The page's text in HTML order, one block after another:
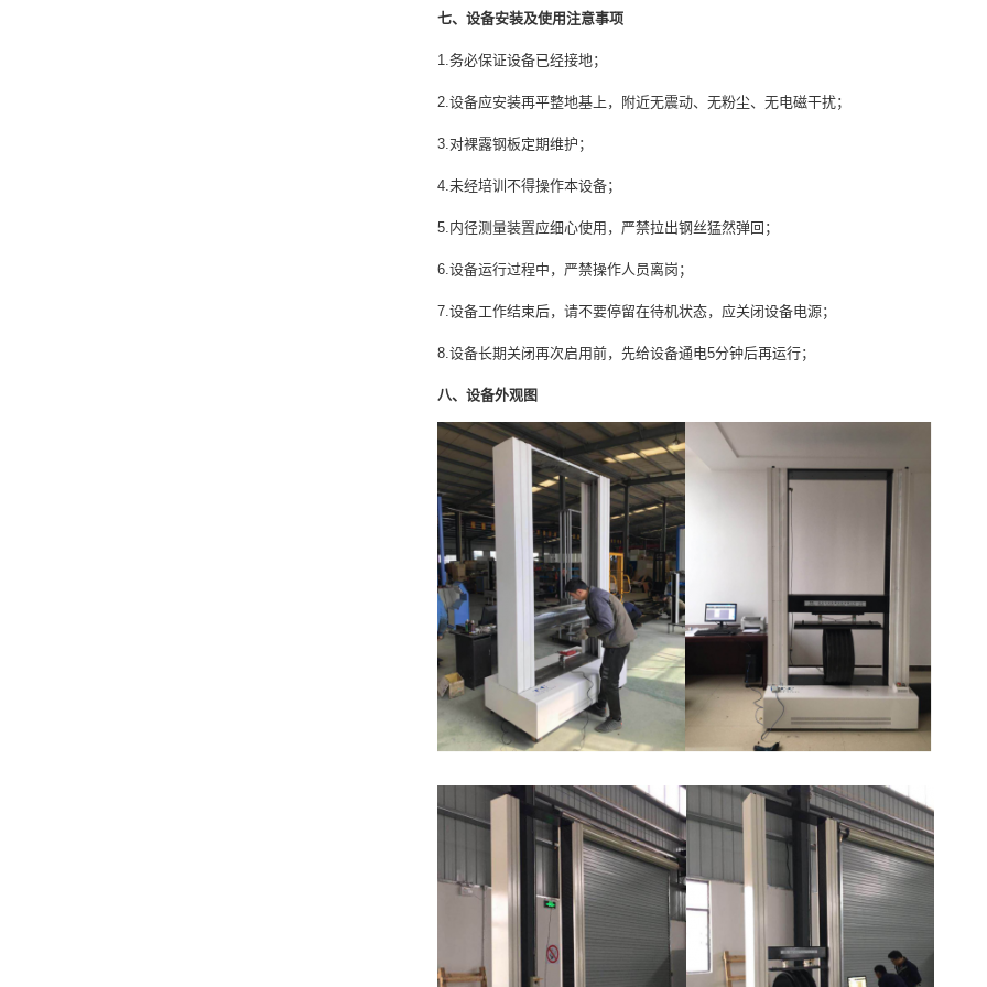
七、设备安装及使用注意事项
1.务必保证设备已经接地；
2.设备应安装再平整地基上，附近无震动、无粉尘、无电磁干扰；
3.对裸露钢板定期维护；
4.未经培训不得操作本设备；
5.内径测量装置应细心使用，严禁拉出钢丝猛然弹回；
6.设备运行过程中，严禁操作人员离岗；
7.设备工作结束后，请不要停留在待机状态，应关闭设备电源；
8.设备长期关闭再次启用前，先给设备通电5分钟后再运行；
八、设备外观图